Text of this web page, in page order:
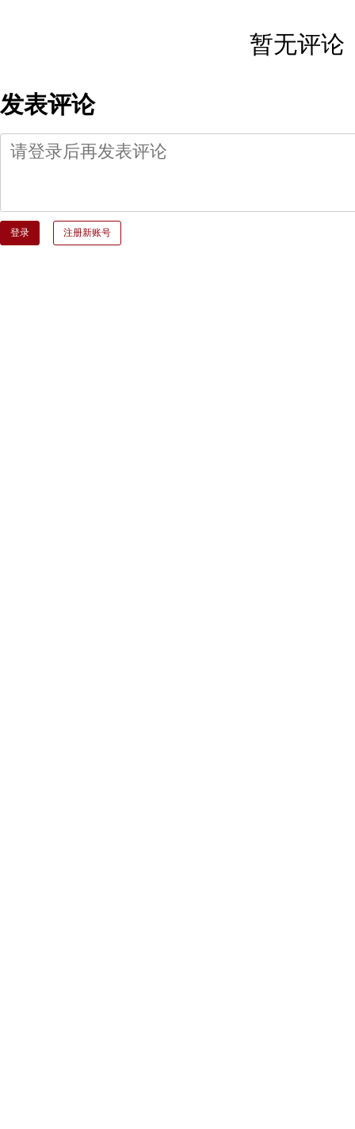
暂无评论
发表评论
登录 注册新账号